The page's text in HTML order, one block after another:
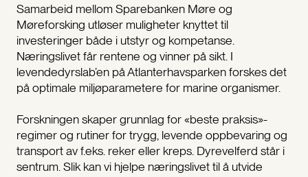
Samarbeid mellom Sparebanken Møre og
Møreforsking utløser muligheter knyttet til
investeringer både i utstyr og kompetanse.
Næringslivet får rentene og vinner på sikt. I
levendedyrslab’en på Atlanterhavsparken forskes det
på optimale miljøparametere for marine organismer.
Forskningen skaper grunnlag for «beste praksis»-
regimer og rutiner for trygg, levende oppbevaring og
transport av f.eks. reker eller kreps. Dyrevelferd står i
sentrum. Slik kan vi hjelpe næringslivet til å utvide